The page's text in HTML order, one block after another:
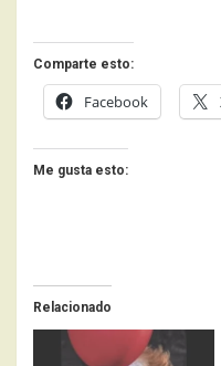
Comparte esto:
Facebook
Me gusta esto:
Relacionado